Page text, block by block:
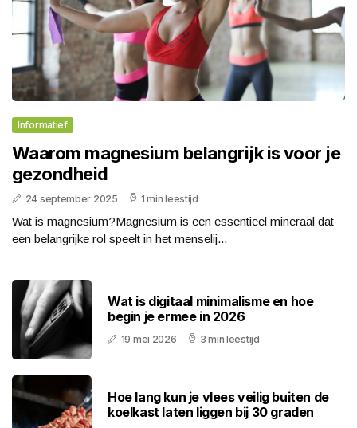
Informatief
Waarom magnesium belangrijk is voor je
gezondheid
24 september 2025 1 min leestijd
Wat is magnesium?Magnesium is een essentieel mineraal dat
een belangrijke rol speelt in het menselij...
Wat is digitaal minimalisme en hoe
begin je ermee in 2026
19 mei 2026 3 min leestijd
Hoe lang kun je vlees veilig buiten de
koelkast laten liggen bij 30 graden